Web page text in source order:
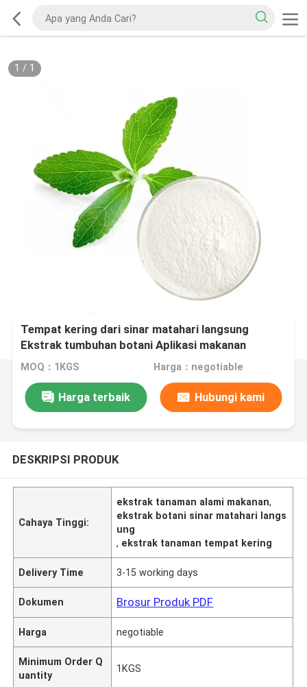
1 / 1
Tempat kering dari sinar matahari langsung
Ekstrak tumbuhan botani Aplikasi makanan
Ekstrak yang berasal dari sumber tumbuhan alami
MOQ：1KGS Harga：negotiable
Harga terbaik Hubungi kami
DESKRIPSI PRODUK
Cahaya Tinggi:
ekstrak tanaman alami makanan,
ekstrak botani sinar matahari langs
ung
, ekstrak tanaman tempat kering
Delivery Time 3-15 working days
Dokumen Brosur Produk PDF
Harga negotiable
Minimum Order Q
uantity
1KGS